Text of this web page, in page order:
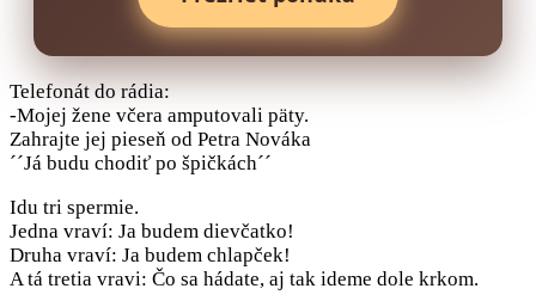
Telefonát do rádia:
-Mojej žene včera amputovali päty.
Zahrajte jej pieseň od Petra Nováka
´´Já budu chodiť po špičkách´´
Idu tri spermie.
Jedna vraví: Ja budem dievčatko!
Druha vraví: Ja budem chlapček!
A tá tretia vravi: Čo sa hádate, aj tak ideme dole krkom.